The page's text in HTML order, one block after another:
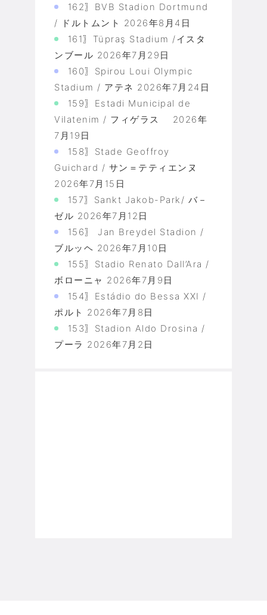
162〗BVB Stadion Dortmund
/ ドルトムント 2026年8月4日
161〗Tüpraş Stadium /イスタ
ンブール 2026年7月29日
160〗Spirou Loui Olympic
Stadium / アテネ 2026年7月24日
159〗Estadi Municipal de
Vilatenim / フィゲラス
2026年
7月19日
158〗Stade Geoffroy
Guichard / サン＝テティエンヌ
2026年7月15日
157〗Sankt Jakob-Park/ バ－
ゼル 2026年7月12日
156〗 Jan Breydel Stadion /
ブルッヘ 2026年7月10日
155〗Stadio Renato Dall’Ara /
ボローニャ 2026年7月9日
154〗Estádio do Bessa XXI /
ポルト 2026年7月8日
153〗Stadion Aldo Drosina /
プーラ 2026年7月2日